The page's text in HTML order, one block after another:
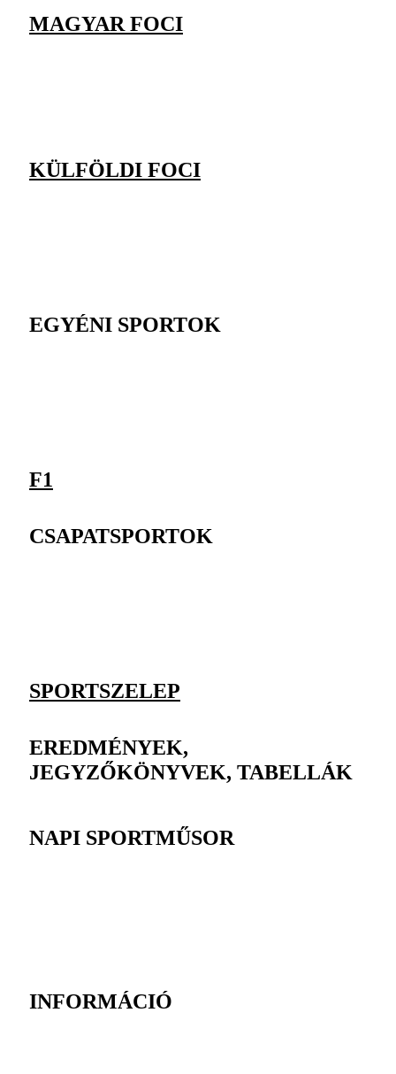
MAGYAR FOCI
KÜLFÖLDI FOCI
EGYÉNI SPORTOK
F1
CSAPATSPORTOK
SPORTSZELEP
EREDMÉNYEK,
JEGYZŐKÖNYVEK, TABELLÁK
NAPI SPORTMŰSOR
INFORMÁCIÓ